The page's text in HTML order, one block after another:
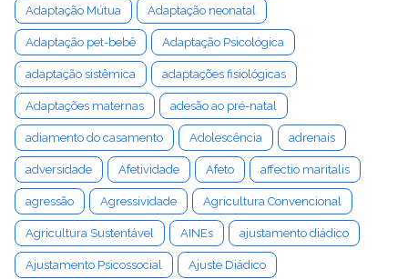
Adaptação Mútua Adaptação neonatal
Adaptação pet-bebê Adaptação Psicológica
adaptação sistêmica adaptações fisiológicas
Adaptações maternas adesão ao pré-natal
adiamento do casamento Adolescência adrenais
adversidade Afetividade Afeto affectio maritalis
agressão Agressividade Agricultura Convencional
Agricultura Sustentável AINEs ajustamento diádico
Ajustamento Psicossocial Ajuste Diádico